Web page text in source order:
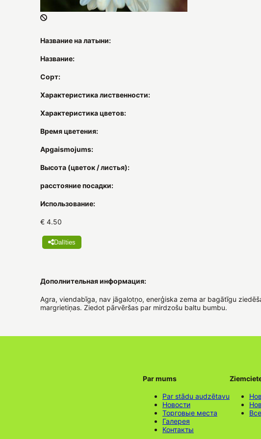
Название на латыни:
Название:
Сорт:
Характеристика лиственности:
Характеристика цветов:
Время цветения:
Apgaismojums:
Высота (цветок / листья):
расстояние посадки:
Использование:
€ 4.50
Dalīties
Дополнительная информация:
Agra, viendabīga, nav jāgalotņo, enerģiska zema ar bagātīgu
margrietiņas. Ziedot pārvēršas par mirdzošu baltu bumbu.
Par mums
Par stādu audzētavu
Новости
Торговые места
Галерея
Контакты